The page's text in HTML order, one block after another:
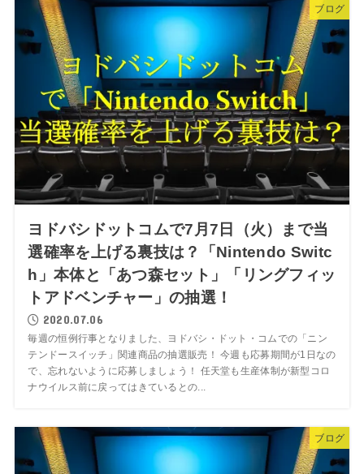
ブログ
ヨドバシドットコムで7月7日（火）まで当
選確率を上げる裏技は？「Nintendo Switc
h」本体と「あつ森セット」「リングフィッ
トアドベンチャー」の抽選！
2020.07.06
毎週の恒例行事となりました、ヨドバシ・ドット・コムでの「ニン
テンドースイッチ」関連商品の抽選販売！ 今週も応募期間が1日なの
で、忘れないように応募しましょう！ 任天堂も生産体制が新型コロ
ナウイルス前に戻ってはきているとの...
ブログ